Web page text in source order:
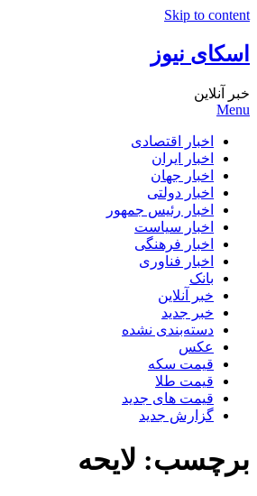
Skip to content
اسکای نیوز
خبر آنلاین
Menu
اخبار اقتصادی
اخبار ایران
اخبار جهان
اخبار دولتی
اخبار رئیس جمهور
اخبار سیاست
اخبار فرهنگی
اخبار فناوری
بانک
خبر آنلاین
خبر جدید
دسته‌بندی نشده
عکس
قیمت سکه
قیمت طلا
قیمت های جدید
گزارش جدید
برچسب: لایحه